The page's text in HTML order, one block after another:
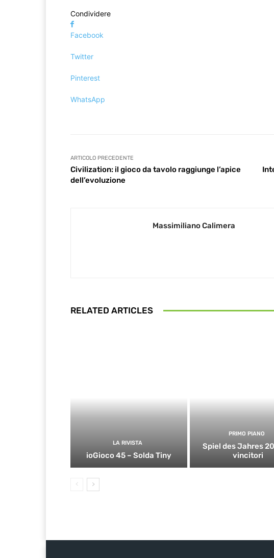
Condividere
Facebook
Twitter
Pinterest
WhatsApp
ARTICOLO PRECEDENTE
Civilization: il gioco da tavolo raggiunge l’apice
dell’evoluzione
Massimiliano Calimera
RELATED ARTICLES
LA RIVISTA
ioGioco 45 – Solda Tiny
PRIMO PIANO
Spiel des Jahres
vincitori